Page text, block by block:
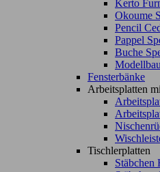
Kerto
Okoume
Pencil
Pappel
Buche
Fensterbänke
Arbeitsplatten
Tischlerplatten
Stäbchen